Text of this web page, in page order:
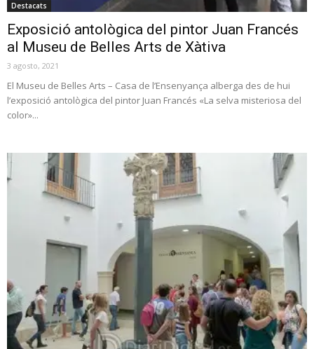
Destacats
Exposició antològica del pintor Juan Francés
al Museu de Belles Arts de Xàtiva
3 agosto, 2021
El Museu de Belles Arts – Casa de l’Ensenyança alberga des de hui
l’exposició antològica del pintor Juan Francés «La selva misteriosa del
color»...